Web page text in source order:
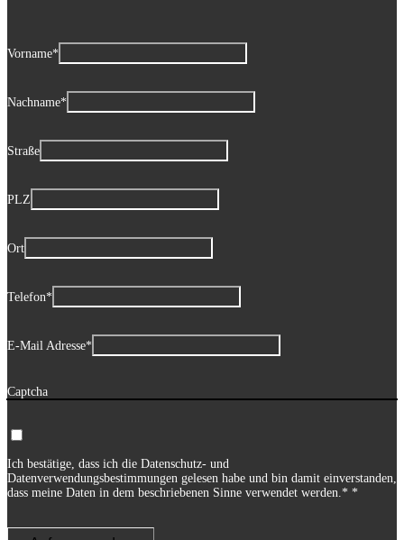
Vorname*
Nachname*
Straße
PLZ
Ort
Telefon*
E-Mail Adresse*
Captcha
Ich bestätige, dass ich die Datenschutz- und
Datenverwendungsbestimmungen gelesen habe und bin damit einverstanden,
dass meine Daten in dem beschriebenen Sinne verwendet werden.*